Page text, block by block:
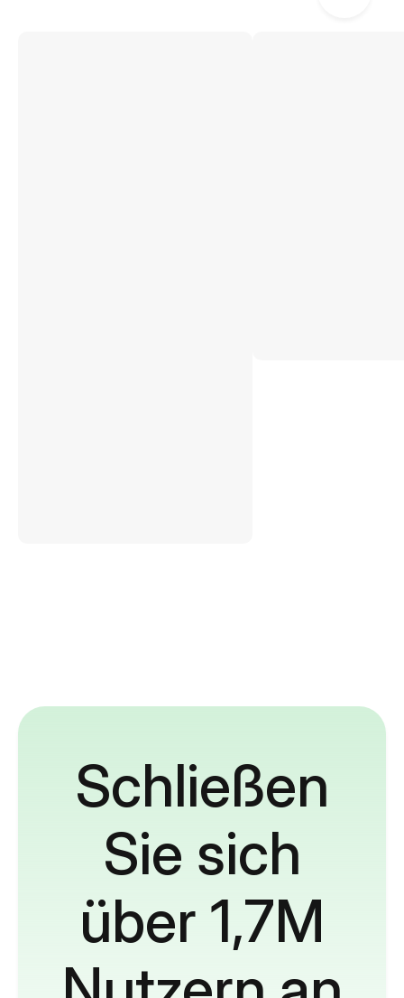
Schließen
Sie sich
über 1,7M